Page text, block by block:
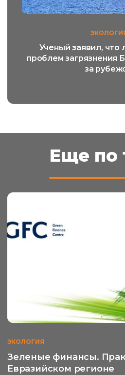
Ученый заявил, что
проблем загрязнения
за
Еще по
ЭКОЛОГИЯ
Зеленые финансы.
Евразийском регионе